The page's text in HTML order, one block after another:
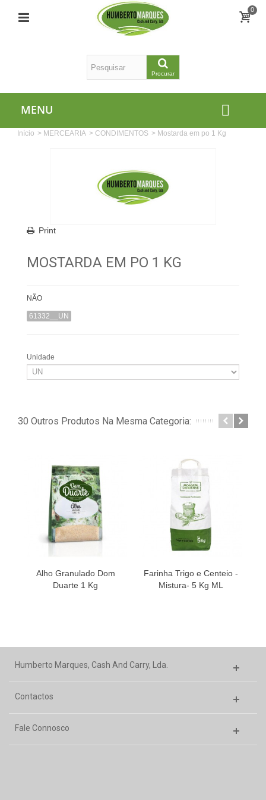
0
Procurar
MENU
Início > MERCEARIA > CONDIMENTOS > Mostarda em po 1 Kg
Print
MOSTARDA EM PO 1 KG
NÃO
61332__UN
Unidade
30 Outros Produtos Na Mesma Categoria:
Alho Granulado Dom
Duarte 1 Kg
Farinha Trigo e Centeio -
Mistura- 5 Kg ML
Humberto Marques, Cash And Carry, Lda.
Contactos
Fale Connosco